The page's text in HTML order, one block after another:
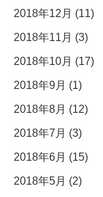
2018年12月 (11)
2018年11月 (3)
2018年10月 (17)
2018年9月 (1)
2018年8月 (12)
2018年7月 (3)
2018年6月 (15)
2018年5月 (2)